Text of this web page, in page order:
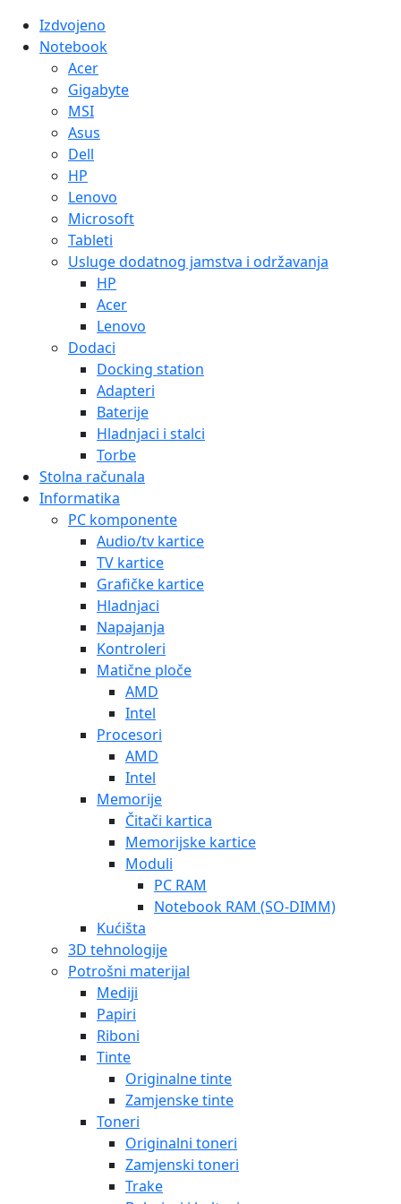
Izdvojeno
Notebook
Acer
Gigabyte
MSI
Asus
Dell
HP
Lenovo
Microsoft
Tableti
Usluge dodatnog jamstva i održavanja
HP
Acer
Lenovo
Dodaci
Docking station
Adapteri
Baterije
Hladnjaci i stalci
Torbe
Stolna računala
Informatika
PC komponente
Audio/tv kartice
TV kartice
Grafičke kartice
Hladnjaci
Napajanja
Kontroleri
Matične ploče
AMD
Intel
Procesori
AMD
Intel
Memorije
Čitači kartica
Memorijske kartice
Moduli
PC RAM
Notebook RAM (SO-DIMM)
Kućišta
3D tehnologije
Potrošni materijal
Mediji
Papiri
Riboni
Tinte
Originalne tinte
Zamjenske tinte
Toneri
Originalni toneri
Zamjenski toneri
Trake